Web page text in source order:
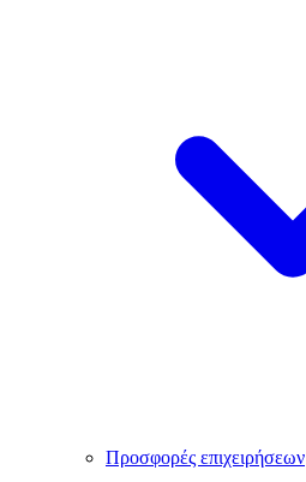
Προσφορές επιχειρήσεων